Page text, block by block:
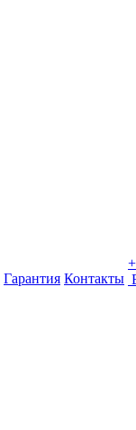
Гарантия Контакты
+